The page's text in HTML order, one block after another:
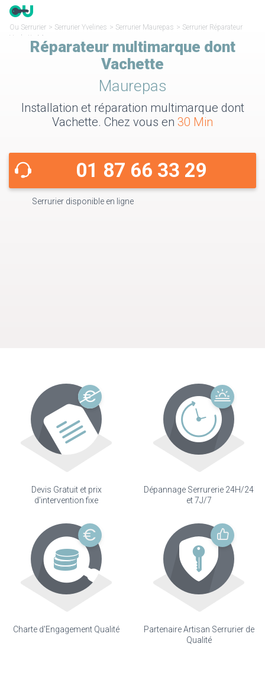
Ou Serrurier > Serrurier Yvelines > Serrurier Maurepas > Serrurier Réparateur
Vachette Maurepas
Réparateur multimarque dont
Vachette
Maurepas
Installation et réparation multimarque dont
Vachette. Chez vous en 30 Min
01 87 66 33 29
Serrurier disponible en ligne
Devis Gratuit et prix
d'intervention fixe
Dépannage Serrurerie 24H/24
et 7J/7
Charte d'Engagement Qualité
Partenaire Artisan Serrurier de
Qualité